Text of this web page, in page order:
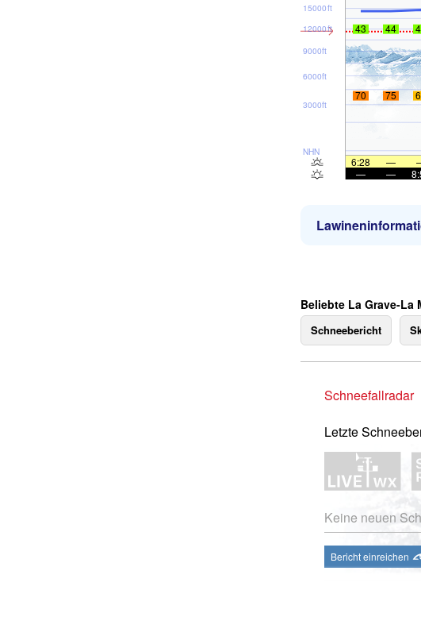
NHN
3000ft
6000ft
9000ft
12000ft
15000ft
43 44
70 75
6:28 —
—
—
Beliebte La Grave-La
Schneebericht
Schneefallradar
Letzte
Keine neuen
Bericht einreichen